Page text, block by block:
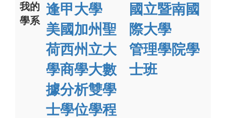
我的
學系
逢甲大學
美國加州聖
荷西州立大
學商學大數
據分析雙學
士學位學程
國立暨南國
際大學
管理學院學
士班